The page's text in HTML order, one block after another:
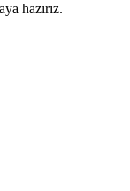
hazırız.